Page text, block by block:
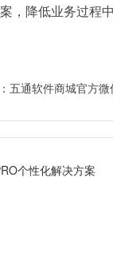
，降低业务过程
个性化解决方案